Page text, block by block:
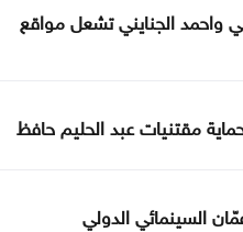
واحمد الجنايني تشعل مواقع
مقتنيات عبد الحليم حافظ
السينمائي الدولي